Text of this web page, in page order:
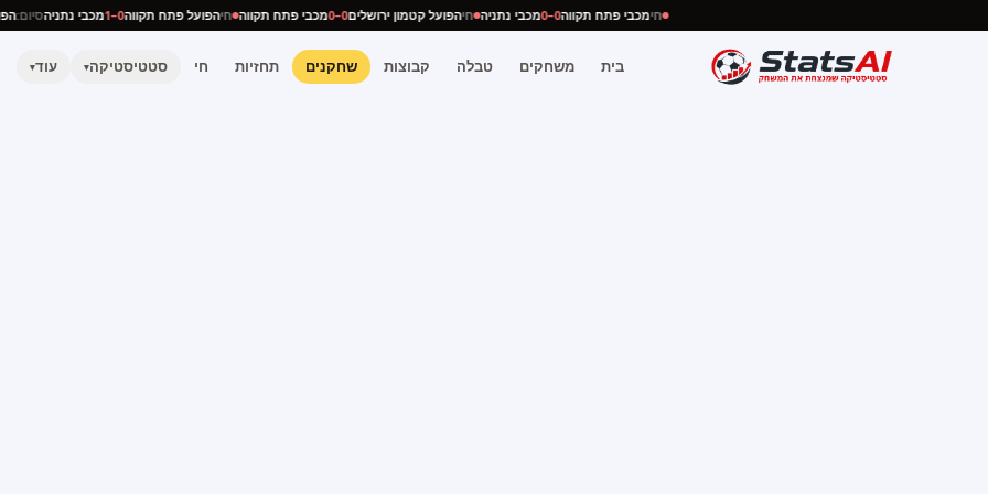
חימכבי פתח תקווה0–0 מכבי נתניה חיהפועל קטמון ירושלים0–0 מכבי פתח תקווה חיהפועל פתח תקווה0–1 מכבי נתניהסיום:
בית משחקים טבלה קבוצות שחקנים תחזיות חי סטטיסטיקה▾ עוד▾